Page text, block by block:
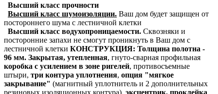
Высший класс прочности
Высший класс шумоизоляции. Ваш дом будет защищен от
постороннего шума с лестничной клетки
Высший класс водухопроницаемости. Сквозняки и
посторонние запахи не смогут проникнуть в Ваш дом с
лестничной клетки КОНСТРУКЦИЯ: Толщина полотна -
96 мм. Закрытая, утепленная, гнуто-сварная профильная
коробка с усилением в зоне ригелей, противосъемные
штыри, три контура уплотнения, опция "мягкое
закрывание" (магнитный уплотнитель и 2 дополнительных
резиновых изоляционных контура), эксцентрик, проклейка